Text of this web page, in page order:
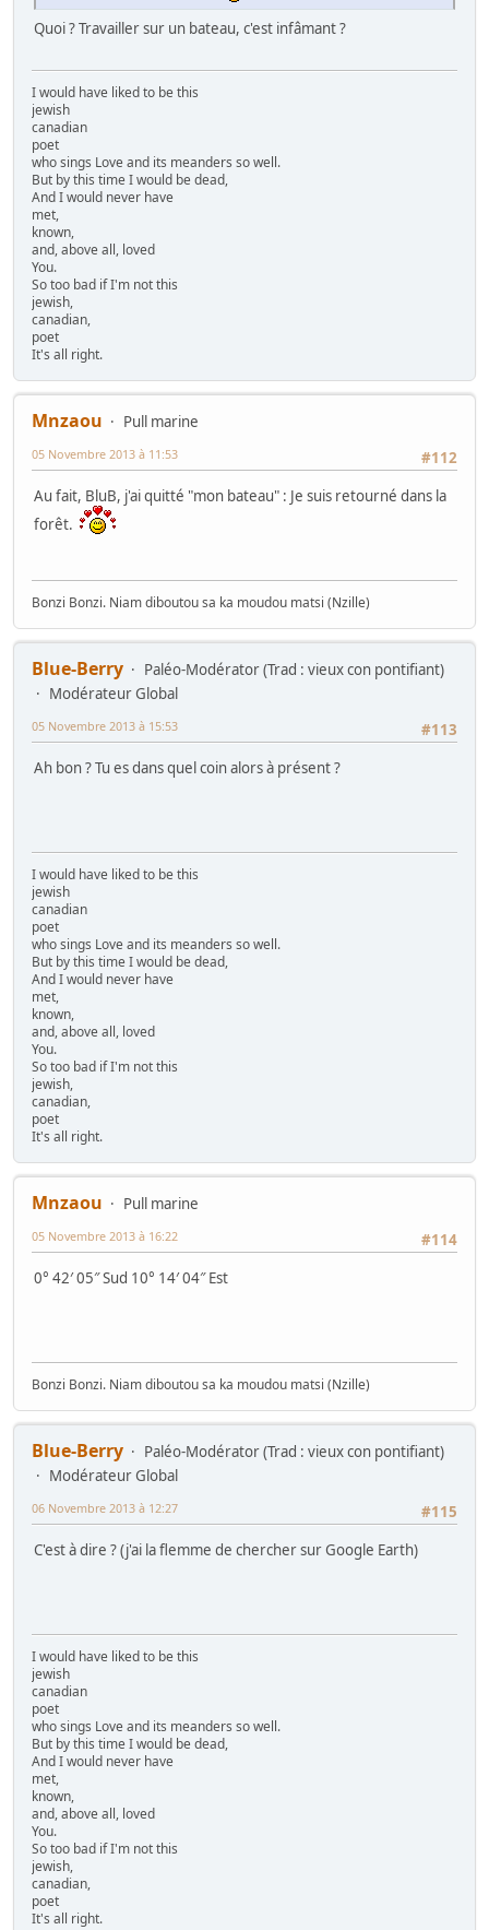
Quoi ? Travailler sur un bateau, c'est infâmant ?
I would have liked to be this
jewish
canadian
poet
who sings Love and its meanders so well.
But by this time I would be dead,
And I would never have
met,
known,
and, above all, loved
You.
So too bad if I'm not this
jewish,
canadian,
poet
It's all right.
Mnzaou
Pull marine
#112
05 Novembre 2013 à 11:53
Au fait, BluB, j'ai quitté "mon bateau" : Je suis retourné dans la
forêt.
Bonzi Bonzi. Niam diboutou sa ka moudou matsi (Nzille)
Blue-Berry
Paléo-Modérator (Trad : vieux con pontifiant)
Modérateur Global
#113
05 Novembre 2013 à 15:53
Ah bon ? Tu es dans quel coin alors à présent ?
I would have liked to be this
jewish
canadian
poet
who sings Love and its meanders so well.
But by this time I would be dead,
And I would never have
met,
known,
and, above all, loved
You.
So too bad if I'm not this
jewish,
canadian,
poet
It's all right.
Mnzaou
Pull marine
#114
05 Novembre 2013 à 16:22
0° 42′ 05″ Sud 10° 14′ 04″ Est
Bonzi Bonzi. Niam diboutou sa ka moudou matsi (Nzille)
Blue-Berry
Paléo-Modérator (Trad : vieux con pontifiant)
Modérateur Global
#115
06 Novembre 2013 à 12:27
C'est à dire ? (j'ai la flemme de chercher sur Google Earth)
I would have liked to be this
jewish
canadian
poet
who sings Love and its meanders so well.
But by this time I would be dead,
And I would never have
met,
known,
and, above all, loved
You.
So too bad if I'm not this
jewish,
canadian,
poet
It's all right.